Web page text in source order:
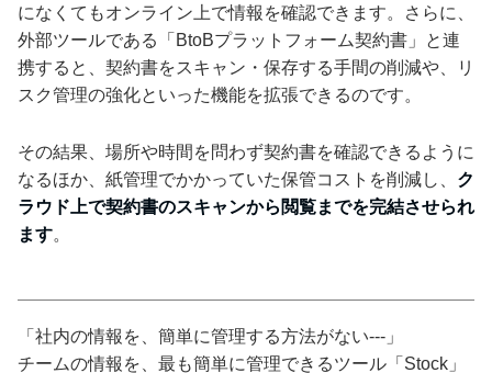
になくてもオンライン上で情報を確認できます。さらに、
外部ツールである「BtoBプラットフォーム契約書」と連
携すると、契約書をスキャン・保存する手間の削減や、リ
スク管理の強化といった機能を拡張できるのです。
その結果、場所や時間を問わず契約書を確認できるように
なるほか、紙管理でかかっていた保管コストを削減し、 ク
ラウド上で契約書のスキャンから閲覧までを完結させられ
ます。
「社内の情報を、簡単に管理する方法がない---」
チームの情報を、最も簡単に管理できるツール「Stock」